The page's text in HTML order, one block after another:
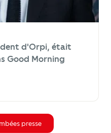
d'Orpi, était
Good Morning
presse